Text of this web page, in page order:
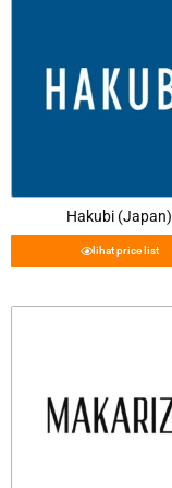
Hakubi (Japan)
lihat price list